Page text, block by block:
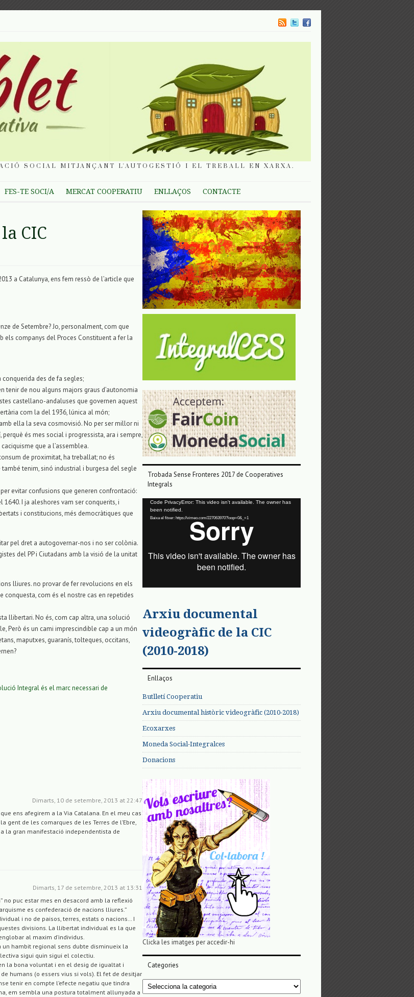
SOCIAL MITJANÇANT L'AUTOGESTIÓ I EL TREBALL EN XARXA.
FES-TE SOCI/A MERCAT COOPERATIU ENLLAÇOS CONTACTE
CIC
a Catalunya, ens fem ressò de l’article que
de Setembre? Jo, personalment, com que
els companys del Proces Constituent a fer la
des de fa segles;
tenir de nou alguns majors graus d’autonomia
castellano-andaluses que governen aquest
com la del 1936, lúnica al món;
ella la seva cosmovisió. No per ser millor ni
és mes social i progressista, ara i sempre,
que a l’assemblea.
de proximitat, ha treballat; no és
tenim, sinó industrial i burgesa del segle
evitar confusions que generen confrontació:
I ja aleshores vam ser conquerits, i
i constitucions, més democràtiques que
pel dret a autogovernar-nos i no ser colònia.
del PP i Ciutadans amb la visió de la unitat
lliures. no provar de fer revolucions en els
conquesta, com és el nostre cas en repetides
llibertari. No és, com cap altra, una solució
Però és un cami imprescindible cap a un món
maputxes, guaranís, tolteques, occitans,
Integral és el marc necessari de
Dimarts, 10 de setembre, 2013 at 22:47
ens afegirem a la Via Catalana. En el meu cas
gent de les comarques de les Terres de l’Ebre,
la gran manifestació independentista de
Dimarts, 17 de setembre, 2013 at 13:31
no puc estar mes en desacord amb la reflexió
es confederació de nacions lliures.”
i no de paisos, terres, estats o nacions… I
divisions. La llibertat individual es la que
al maxim d’individus.
hambit regional sens dubte disminueix la
sigui quin sigui el colectiu.
la bona voluntat i en el desig de igualtat i
humans (o essers vius si vols). El fet de desitjar
tenir en compte l’efecte negatiu que tindra
em sembla una postura totalment allunyada a
Trobada Sense Fronteres 2017 de Cooperatives
Integrals
Reproductor
vídeo
Code PrivacyError: This video isn't available. The owner has
been notified.
Baixa el fitxer: https://vimeo.com/227063970?loop=0&_=1
Arxiu documental
videogràfic de la CIC
(2010-2018)
Enllaços
Butlletí Cooperatiu
Arxiu documental històric videogràfic (2010-2018)
Ecoxarxes
Moneda Social-Integralces
Donacions
Clicka les imatges per accedir-hi
Categories
Categories